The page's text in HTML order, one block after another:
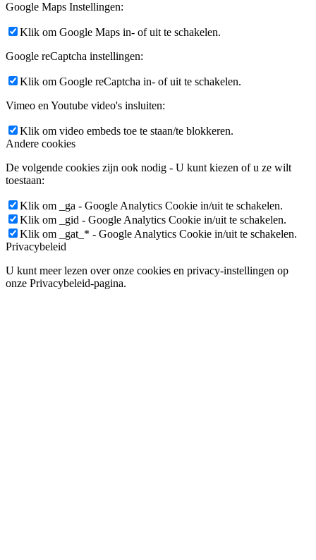
Google Maps Instellingen:
Klik om Google Maps in- of uit te schakelen.
Google reCaptcha instellingen:
Klik om Google reCaptcha in- of uit te schakelen.
Vimeo en Youtube video's insluiten:
Klik om video embeds toe te staan/te blokkeren.
Andere cookies
De volgende cookies zijn ook nodig - U kunt kiezen of u ze wilt
toestaan:
Klik om _ga - Google Analytics Cookie in/uit te schakelen.
Klik om _gid - Google Analytics Cookie in/uit te schakelen.
Klik om _gat_* - Google Analytics Cookie in/uit te schakelen.
Privacybeleid
U kunt meer lezen over onze cookies en privacy-instellingen op
onze Privacybeleid-pagina.